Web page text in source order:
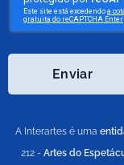
Enviar
A Interartes é uma
212 - Artes do